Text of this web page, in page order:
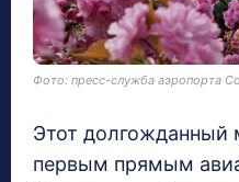
Фото: пресс-служба аэропорта
Этот долгожданный
первым прямым